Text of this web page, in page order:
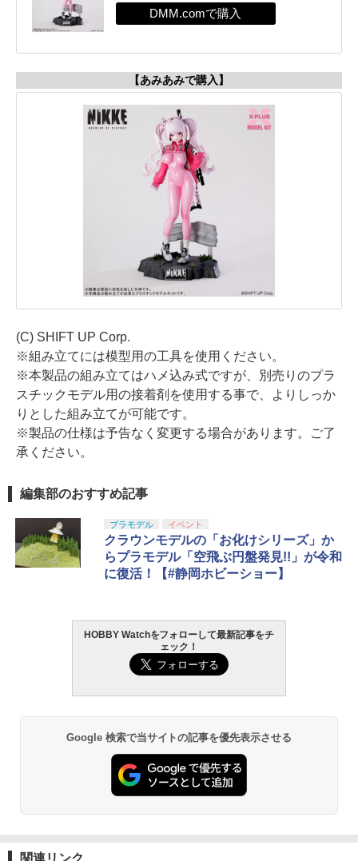
【あみあみで購入】
(C) SHIFT UP Corp.
※組み立てには模型用の工具を使用ください。
※本製品の組み立てはハメ込み式ですが、別売りのプラ
スチックモデル用の接着剤を使用する事で、よりしっか
りとした組み立てが可能です。
※製品の仕様は予告なく変更する場合があります。ご了
承ください。
編集部のおすすめ記事
プラモデル イベント
クラウンモデルの「お化けシリーズ」か
らプラモデル「空飛ぶ円盤発見!!」が令和
に復活！【#静岡ホビーショー】
HOBBY Watchをフォローして最新記事をチ
ェック！
Google 検索で当サイトの記事を優先表示させる